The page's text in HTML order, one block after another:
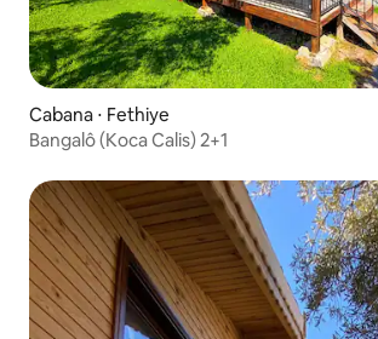
Cabana ⋅ Fethiye
Bangalô (Koca Calis) 2+1